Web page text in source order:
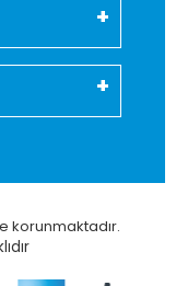
korunmaktadır.